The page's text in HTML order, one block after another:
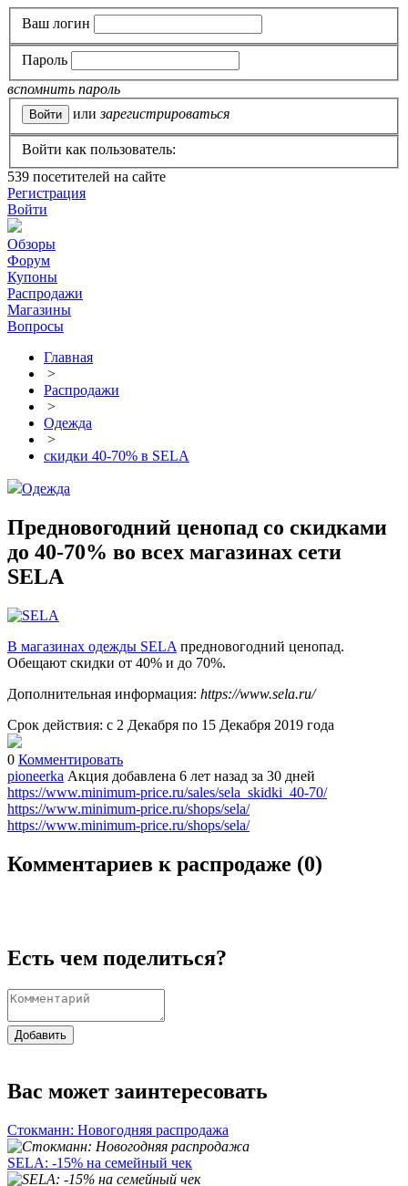
Ваш логин
Пароль
вспомнить пароль
или зарегистрироваться
Войти как пользователь:
539 посетителей на сайте
Регистрация
Войти
Обзоры
Форум
Купоны
Распродажи
Магазины
Вопросы
Главная
>
Распродажи
>
Одежда
>
скидки 40-70% в SELA
Одежда
Предновогодний ценопад со скидками
до 40-70% во всех магазинах сети
SELA
В магазинах одежды SELA предновогодний ценопад.
Обещают скидки от 40% и до 70%.
Дополнительная информация: https://www.sela.ru/
Срок действия: с 2 Декабря по 15 Декабря 2019 года
0 Комментировать
pioneerka Акция добавлена 6 лет назад за 30 дней
https://www.minimum-price.ru/sales/sela_skidki_40-70/
https://www.minimum-price.ru/shops/sela/
https://www.minimum-price.ru/shops/sela/
Комментариев к распродаже (0)
Есть чем поделиться?
Добавить
Вас может заинтересовать
Стокманн: Новогодняя распродажа
SELA: -15% на семейный чек